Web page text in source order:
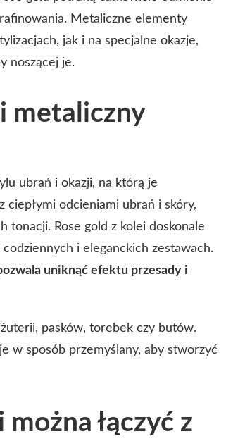
Metaliczne elementy
jak i na specjalne okazje,
noszącej je.
metaliczny
ubrań i okazji, na którą je
ciepłymi odcieniami ubrań i skóry,
tonacji. Rose gold z kolei doskonale
i eleganckich zestawach.
uniknąć efektu przesady i
pasków, torebek czy butów.
w sposób przemyślany, aby stworzyć
łączyć z